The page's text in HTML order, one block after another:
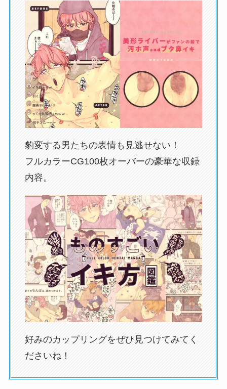
豹変する男たちの表情も見逃せない！
フルカラーCG100枚オーバーの豪華な収録
内容。
好みのカップリングをぜひ見つけてみてく
ださいね！